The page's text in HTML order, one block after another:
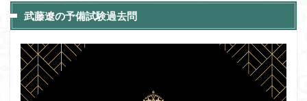
武藤遼の予備試験過去問